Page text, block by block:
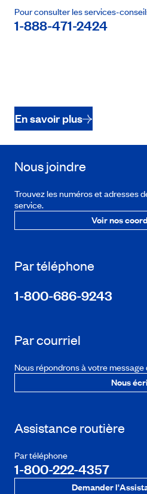
Pour consulter les services-
1-888-471-2424
En savoir plus
Nous joindre
Trouvez les numéros et adresses
service.
Voir nos
Par téléphone
1-800-686-9243
Par courriel
Nous répondrons à votre
Nous
Assistance routière
Par téléphone
1-800-222-4357
Demander